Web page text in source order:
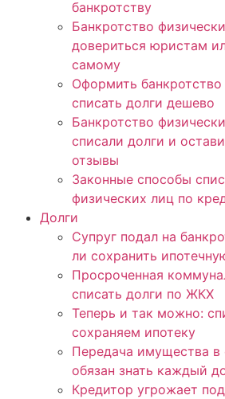
банкротству
Банкротство
довериться юристам
самому
Оформить банкротство
списать долги дешево
Банкротство
списали долги и
отзывы
Законные способы
физических лиц по
Долги
Супруг подал на
ли сохранить
Просроченная
списать долги по ЖКХ
Теперь и так можно:
сохраняем ипотеку
Передача имущества в
обязан знать каждый
Кредитор угрожает